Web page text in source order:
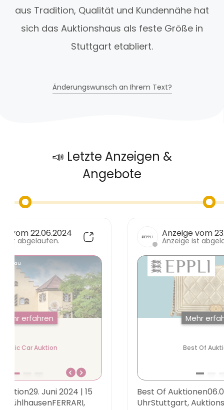
aus Tradition, Qualität und Kundennähe hat
sich das Auktionshaus als feste Größe in
Stuttgart etabliert.
Änderungswunsch an Ihrem Text?